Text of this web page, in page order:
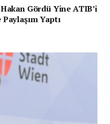
Gördü Yine ATIB’i
Yaptı